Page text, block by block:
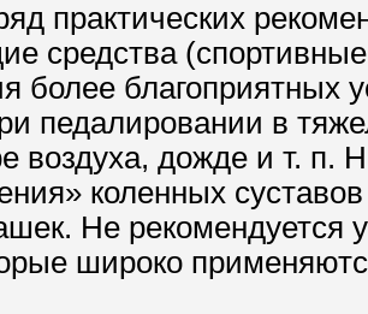
практических
средства
более благоприятных
педалировании в
воздуха, дожде и т. п.
коленных
Не рекомендуется
широко